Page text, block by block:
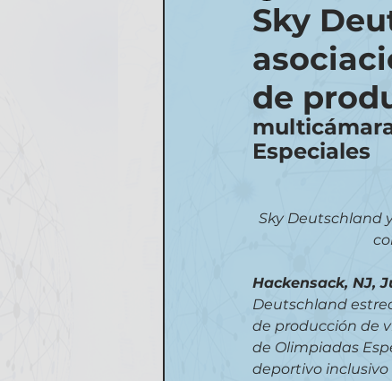
Sky
de
Especiales
Sky Deutschland
Hackensack, NJ,
Deutschland
de producción de
de Olimpiadas
deportivo